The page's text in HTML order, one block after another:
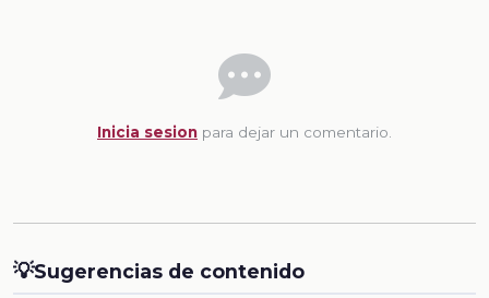
Inicia sesion para dejar un comentario.
💡Sugerencias de contenido